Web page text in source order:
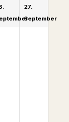
27.
September